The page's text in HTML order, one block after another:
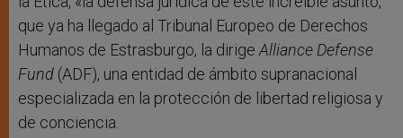
que ya ha llegado al Tribunal Europeo de Derechos
Humanos de Estrasburgo, la dirigeAlliance Defense
Fund (ADF), una entidad de ámbito supranacional
especializada en la protección de libertad religiosa y
de conciencia.